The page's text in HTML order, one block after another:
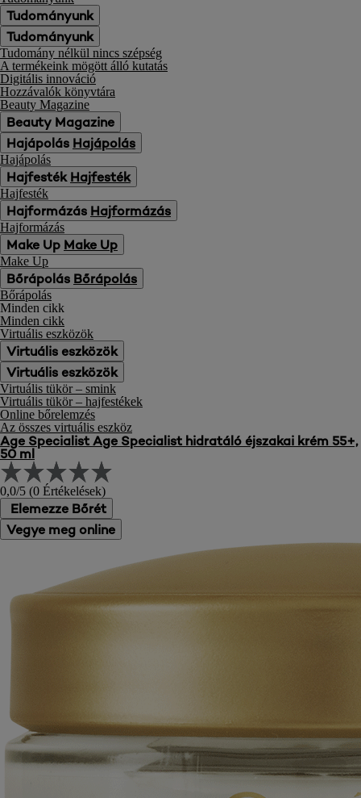
Tudományunk
Tudományunk
Tudomány nélkül nincs szépség
A termékeink mögött álló kutatás
Digitális innováció
Hozzávalók könyvtára
Beauty Magazine
Beauty Magazine
Hajápolás Hajápolás
Hajápolás
Hajfesték Hajfesték
Hajfesték
Hajformázás Hajformázás
Hajformázás
Make Up Make Up
Make Up
Bőrápolás Bőrápolás
Bőrápolás
Minden cikk
Minden cikk
Virtuális eszközök
Virtuális eszközök
Virtuális eszközök
Virtuális tükör – smink
Virtuális tükör – hajfestékek
Online bőrelemzés
Az összes virtuális eszköz
Age Specialist Age Specialist hidratáló éjszakai krém 55+,
50 ml
0,0/5 (0 Értékelések)
Elemezze Bőrét
Vegye meg online